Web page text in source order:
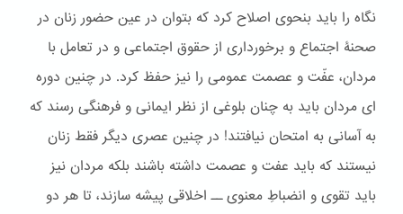
نگاه را باید بنحوی اصلاح کرد که بتوان در عین حضور زنان در
صحنۀ اجتماع و برخورداری از حقوق اجتماعی و در تعامل با
مردان، عفّت و عصمت عمومی را نیز حفظ کرد. در چنین دوره
ای مردان باید به چنان بلوغی از نظر ایمانی و فرهنگی رسند كه
به آسانی به امتحان نیافتند! در چنین عصری دیگر فقط زنان
نیستند كه باید عفت و عصمت داشته باشند بلكه مردان نیز
باید تقوی و انضباطِ معنوی ــ اخلاقی پیشه سازند، تا هر دو